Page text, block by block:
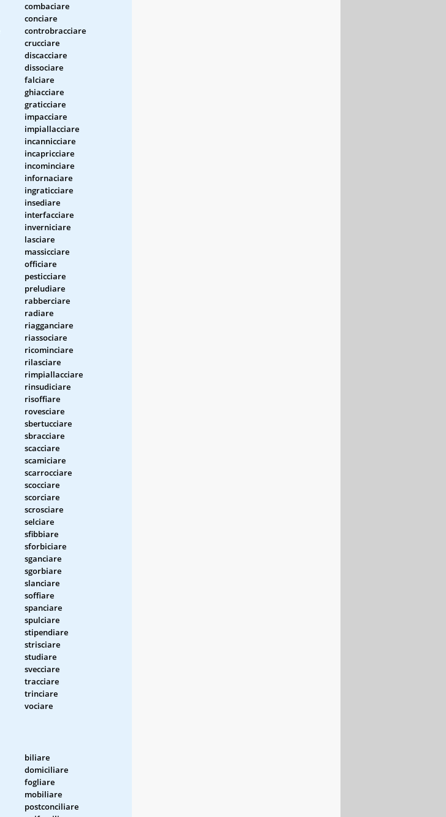
combaciare
conciare
controbracciare
crucciare
discacciare
dissociare
falciare
ghiacciare
graticciare
impacciare
impiallacciare
incannicciare
incapricciare
incominciare
infornaciare
ingraticciare
insediare
interfacciare
inverniciare
lasciare
massicciare
officiare
pesticciare
preludiare
rabberciare
radiare
riagganciare
riassociare
ricominciare
rilasciare
rimpiallacciare
rinsudiciare
risoffiare
rovesciare
sbertucciare
sbracciare
scacciare
scamiciare
scarrocciare
scocciare
scorciare
scrosciare
selciare
sfibbiare
sforbiciare
sganciare
sgorbiare
slanciare
soffiare
spanciare
spulciare
stipendiare
strisciare
studiare
svecciare
tracciare
trinciare
vociare
biliare
domiciliare
fogliare
mobiliare
postconciliare